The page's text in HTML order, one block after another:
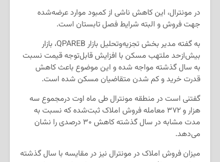
در مونترال، این کاهش ناشی از کمبود موارد عرضه‌شده
جهت فروش و البته شرایط فصل تابستان است.
به گفته مدیر بخش تجزیه‌وتحلیل بازار QPAREB، بازار
بیش‌ازحد ملتهب مسکن با افزایش قابل‌توجه قیمت نسبت
به سال گذشته مواجه شده و این موضوع باعث کاهش
قدرت خرید و کم شدن متقاضیان مسکن شده است.
گفتنی است در منطقه مونترال طی ماه اوت درمجموع سه
هزار و ۳۷۲ معامله فروش املاک ثبت‌شده که نسبت به
مدت مشابه در سال گذشته کاهش ۳۰ درصدی را نشان
می‌دهد.
میزان فروش املاک در مونترال نیز در مقایسه با سال گذشته